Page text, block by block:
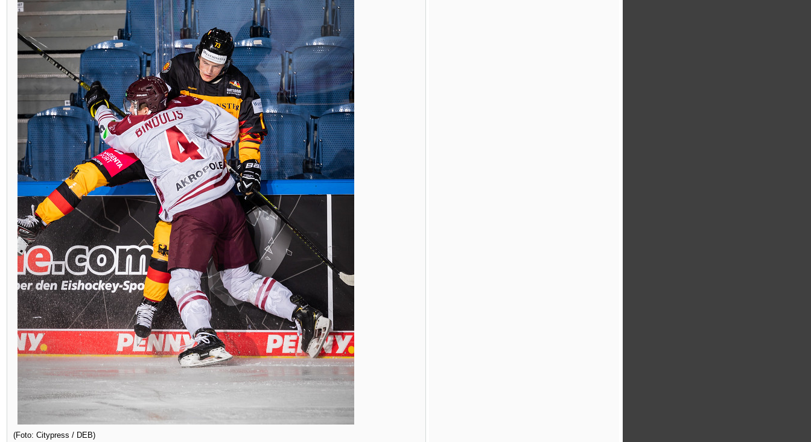
(Foto: Citypress / DEB)